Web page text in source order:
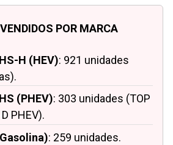
POR MARCA
H (HEV): 921 unidades
(PHEV): 303 unidades (TOP
PHEV).
: 259 unidades.